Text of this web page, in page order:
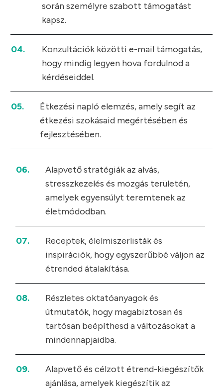
során személyre szabott támogatást
kapsz.
04.
Konzultációk közötti e-mail támogatás,
hogy mindig legyen hova fordulnod a
kérdéseiddel.
05.
Étkezési napló elemzés, amely segít az
étkezési szokásaid megértésében és
fejlesztésében.
06.
Alapvető stratégiák az alvás,
stresszkezelés és mozgás területén,
amelyek egyensúlyt teremtenek az
életmódodban.
07.
Receptek, élelmiszerlisták és
inspirációk, hogy egyszerűbbé váljon az
étrended átalakítása.
08.
Részletes oktatóanyagok és
útmutatók, hogy magabiztosan és
tartósan beépíthesd a változásokat a
mindennapjaidba.
09.
Alapvető és célzott étrend-kiegészítők
ajánlása, amelyek kiegészítik az